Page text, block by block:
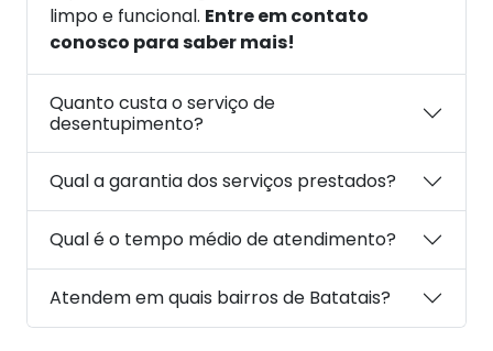
limpo e funcional. Entre em contato
conosco para saber mais!
Quanto custa o serviço de
desentupimento?
Qual a garantia dos serviços prestados?
Qual é o tempo médio de atendimento?
Atendem em quais bairros de Batatais?